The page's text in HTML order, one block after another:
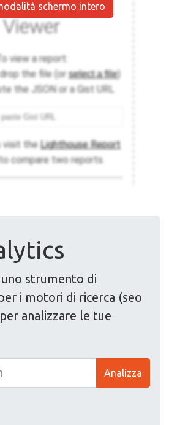
schermo intero
uno strumento di
i motori di ricerca (seo
analizzare le tue
Analizza